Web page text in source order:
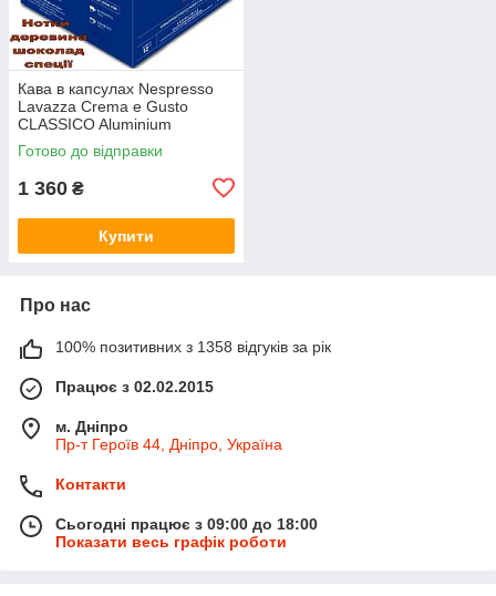
Кава в капсулах Nespresso
Lavazza Crema e Gusto
CLASSICO Aluminium
SCORTA PACK (80 капсул)
Готово до відправки
1 360 ₴
Купити
Про нас
100% позитивних з 1358 відгуків за рік
Працює з 02.02.2015
м. Дніпро
Пр-т Героїв 44, Дніпро, Україна
Контакти
Сьогодні працює з 09:00 до 18:00
Показати весь графік роботи